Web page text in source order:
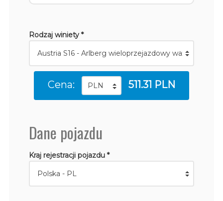
Rodzaj winiety *
Cena: 511.31 PLN
Dane pojazdu
Kraj rejestracji pojazdu *